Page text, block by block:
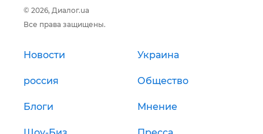
© 2026, Диалог.ua
Все права защищены.
Новости Украина
россия Общество
Блоги Мнение